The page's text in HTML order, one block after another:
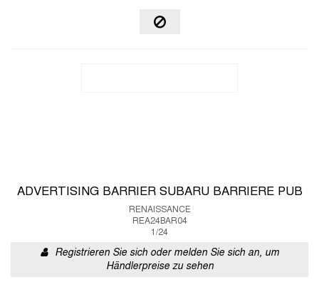
ADVERTISING BARRIER SUBARU BARRIERE PUB
RENAISSANCE
REA24BAR04
1/24
Registrieren Sie sich oder melden Sie sich an, um
Händlerpreise zu sehen